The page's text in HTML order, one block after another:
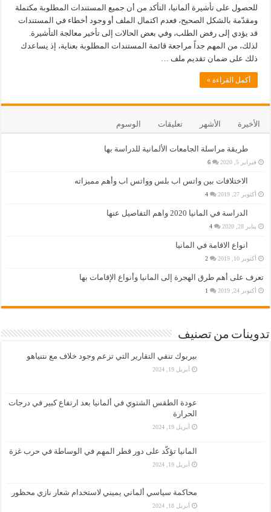
للحصول على تأشيرة ألمانيا، التأكد من أن جميع المستندات المطلوبة مكتملة
ومقدّمة بالشكل الصحيح، فعدم اكتمال الملف أو وجود أخطاء في المستندات
قد يؤدي إلى رفض الطلب، وفي بعض الحالات إلى تأخير معالجة التأشيرة.
لذلك، من المهم جداً مراجعة قائمة المستندات المطلوبة بعناية، إذ يساعدك
ذلك على ضمان تقديم ملف …
أكمل القراءة »
الأخيرة الأشهر تعليقات الوسوم
طريقة مراسلة الجامعات الألمانية للدراسة بها
فبراير 5, 2020 6
الاختلافات بين واتس اب بلس وواتس اب وأهم مميزاته
أكتوبر 27, 2019 4
الدراسة في المانيا 2020 واهم التفاصيل عنها
يناير 28, 2020 4
انواع الاقامة في المانيا
أكتوبر 10, 2019 2
تعرف على أهم طرق الهجرة إلى المانيا وأنواع الإقامات بها
أكتوبر 24, 2019 1
تدوينات من تصنيف
بيربوك تنفي التقارير التي تزعم وجود خلاف مع نتنياهو
أبريل 19, 2024
عودة الطقس الشتوي في ألمانيا بعد ارتفاع كبير في درجات
الحرارة
أبريل 19, 2024
المانيا تؤكّد على دور قطر المهم في الوساطة في حرب غزة
أبريل 19, 2024
محاكمة سياسي ألماني يميني لاستخدام شعار نازي محظور
أبريل 18, 2024